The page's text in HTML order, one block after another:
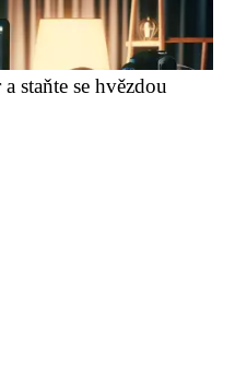
staňte se hvězdou